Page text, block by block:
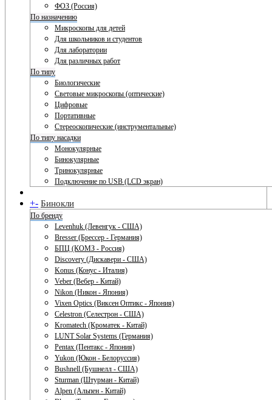
ФОЗ (Россия)
По назначению
Микроскопы для детей
Для школьников и студентов
Для лаборатории
Для различных работ
По типу
Биологические
Световые микроскопы (оптические)
Цифровые
Портативные
Стереоскопические (инструментальные)
По типу насадки
Монокулярные
Бинокулярные
Тринокулярные
Подключение по USB (LCD экран)
+- Бинокли
По бренду
Levenhuk (Левенгук - США)
Bresser (Брессер - Германия)
БПЦ (КОМЗ - Россия)
Discovery (Дискавери - США)
Konus (Конус - Италия)
Veber (Вебер - Китай)
Nikon (Никон - Япония)
Vixen Optics (Виксен Оптикс - Япония)
Celestron (Селестрон - США)
Kromatech (Кроматек - Китай)
LUNT Solar Systems (Германия)
Pentax (Пентакс - Япония)
Yukon (Юкон - Белоруссия)
Bushnell (Бушнелл - США)
Sturman (Штурман - Китай)
Alpen (Альпен - Китай)